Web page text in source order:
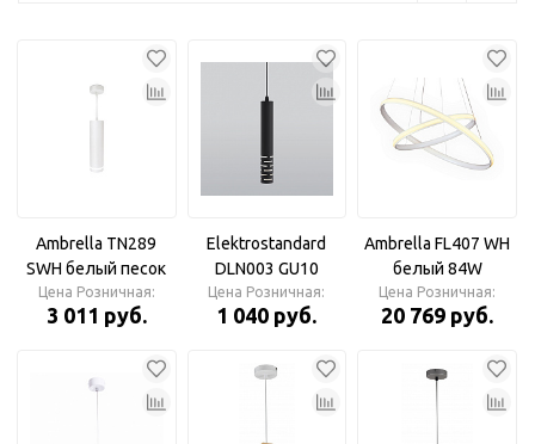
Ambrella TN289
SWH белый песок
LED 4200K 9W
D80*290
Цена Розничная:
3 011 руб.
Elektrostandard
DLN003 GU10
черный матовый
Спот
Цена Розничная:
1 040 руб.
Ambrella FL407 WH
белый 84W
D600*1100 (ПДУ
РАДИО 2.4)
подвесной
Цена Розничная:
20 769 руб.